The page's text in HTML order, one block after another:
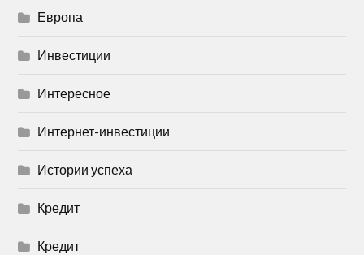
Европа
Инвестиции
Интересное
Интернет-инвестиции
Истории успеха
Кредит
Кредит